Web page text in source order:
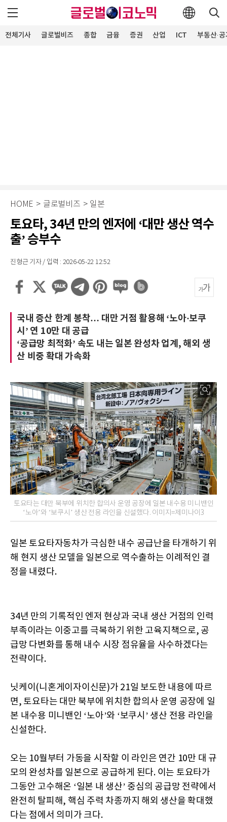
전체기사 글로벌비즈 종합 금융 증권 산업 ICT 부동산·
HOME > 글로벌비즈 > 일본
토요타, 34년 만의 엔저에 ‘대만 생산 역수
출’ 승부수
진형근 기자 / 입력 : 2026-05-22 12:52
국내 증산 한계 봉착… 대만 거점 활용해 ‘노아·보쿠
시’ 연 10만 대 공급
‘공급망 최적화’ 속도 내는 일본 완성차 업계, 해외 생
산 비중 확대 가속화
토요타는 대만 북부에 위치한 합의사 운영 공장에 일본 내수용 미니밴인
‘노아’와 ‘보쿠시’ 생산 전용 라인을 신설했다. 이미지=제미나이3
일본 토요타자동차가 극심한 내수 공급난을 타개하기 위
해 현지 생산 모델을 일본으로 역수출하는 이례적인 결
정을 내렸다.
34년 만의 기록적인 엔저 현상과 국내 생산 거점의 인력
부족이라는 이중고를 극복하기 위한 고육지책으로, 공
급망 다변화를 통해 내수 시장 점유율을 사수하겠다는
전략이다.
닛케이(니혼게이자이신문)가 21일 보도한 내용에 따르
면, 토요타는 대만 북부에 위치한 합의사 운영 공장에 일
본 내수용 미니밴인 ‘노아’와 ‘보쿠시’ 생산 전용 라인을
신설한다.
오는 10월부터 가동을 시작할 이 라인은 연간 10만 대 규
모의 완성차를 일본으로 공급하게 된다. 이는 토요타가
그동안 고수해온 ‘일본 내 생산’ 중심의 공급망 전략에서
완전히 탈피해, 핵심 주력 차종까지 해외 생산을 확대했
다는 점에서 의미가 크다.